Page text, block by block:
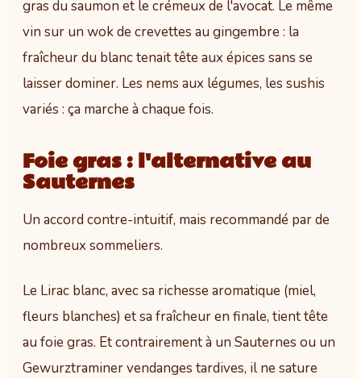
gras du saumon et le crémeux de l'avocat. Le même
vin sur un wok de crevettes au gingembre : la
fraîcheur du blanc tenait tête aux épices sans se
laisser dominer. Les nems aux légumes, les sushis
variés : ça marche à chaque fois.
Foie gras : l'alternative au
Sauternes
Un accord contre-intuitif, mais recommandé par de
nombreux sommeliers.
Le Lirac blanc, avec sa richesse aromatique (miel,
fleurs blanches) et sa fraîcheur en finale, tient tête
au foie gras. Et contrairement à un Sauternes ou un
Gewurztraminer vendanges tardives, il ne sature